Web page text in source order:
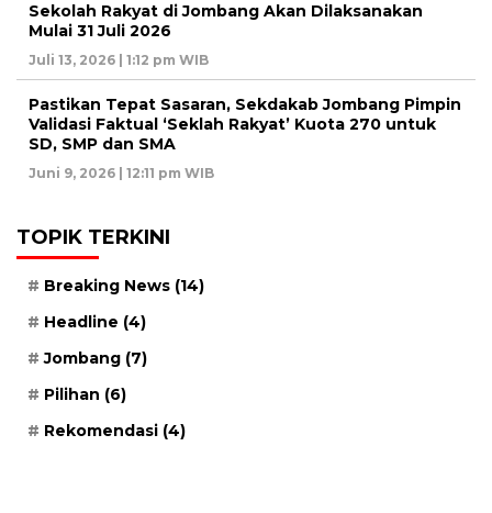
Sekolah Rakyat di Jombang Akan Dilaksanakan
Mulai 31 Juli 2026
Juli 13, 2026 | 1:12 pm WIB
Pastikan Tepat Sasaran, Sekdakab Jombang Pimpin
Validasi Faktual ‘Seklah Rakyat’ Kuota 270 untuk
SD, SMP dan SMA
Juni 9, 2026 | 12:11 pm WIB
TOPIK TERKINI
Breaking News (14)
Headline (4)
Jombang (7)
Pilihan (6)
Rekomendasi (4)